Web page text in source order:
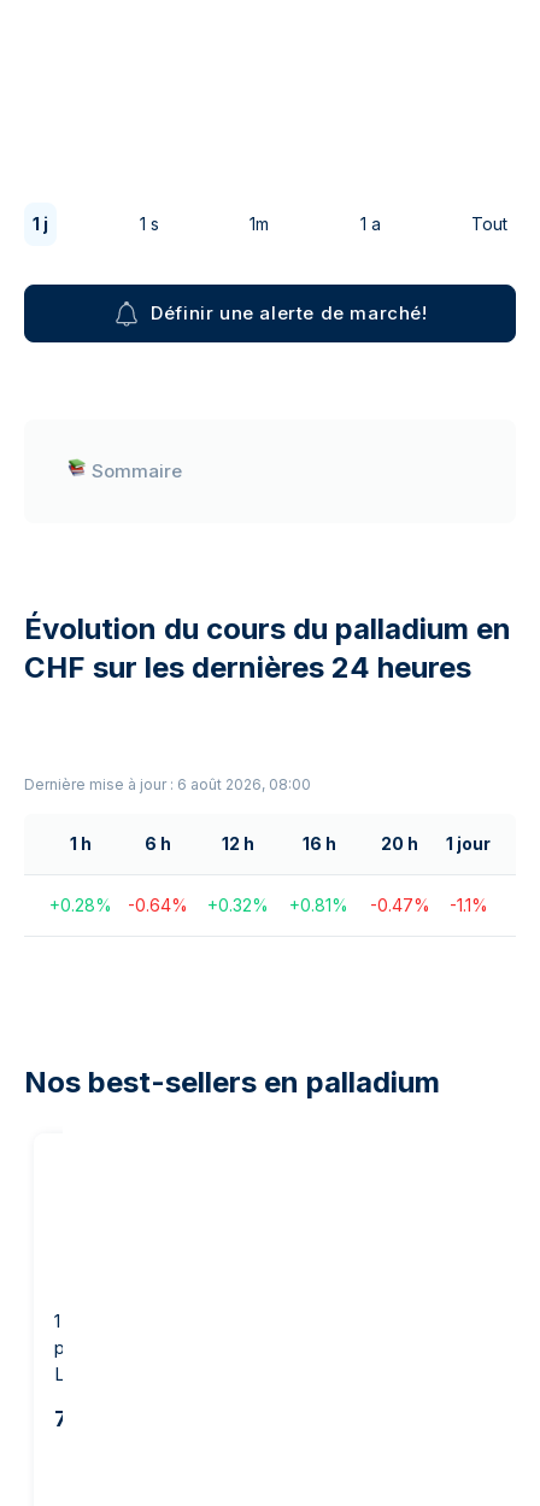
1 j 1 s 1m 1 a Tout
Définir une alerte de marché!
Sommaire
Évolution du cours du palladium en
CHF sur les dernières 24 heures
Dernière mise à jour : 6 août 2026, 08:00
1 h 6 h 12 h 16 h 20 h 1 jour
+0.28% -0.64% +0.32% +0.81% -0.47% -1.1%
Nos best-sellers en palladium
1 gramme lingot de
palladium - PAMP Suisse
Lady Fortuna
76,53 €